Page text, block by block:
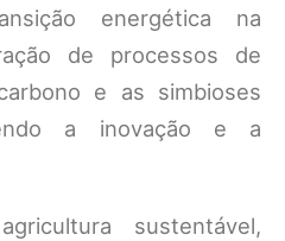
energética na
de processos de
e as simbioses
a inovação e a
sustentável,